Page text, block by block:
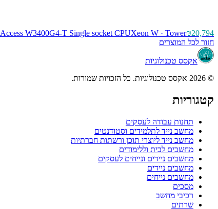
Access W3400G4-T Single socket CPUXeon W · Tower₪20,794
חזור לכל המוצרים
אקסס טכנולוגיות
© 2026 אקסס טכנולוגיות. כל הזכויות שמורות.
קטגוריות
תחנות עבודה לעסקים
מחשב נייד לתלמידים וסטודנטים
מחשב נייד ליוצרי תוכן ורשתות חברתיות
מחשבים לבית וללימודים
מחשבים ניידים ונייחים לעסקים
מחשבים ניידים
מחשבים נייחים
מסכים
רכיבי מחשב
שרתים